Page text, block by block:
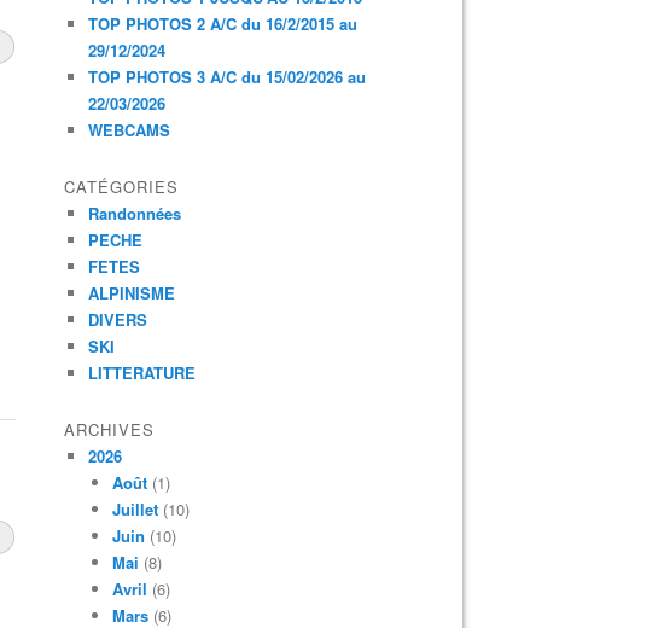
TOP PHOTOS 2 A/C du 16/2/2015 au
29/12/2024
TOP PHOTOS 3 A/C du 15/02/2026 au
22/03/2026
WEBCAMS
CATÉGORIES
Randonnées
PECHE
FETES
ALPINISME
DIVERS
SKI
LITTERATURE
ARCHIVES
2026
Août (1)
Juillet (10)
Juin (10)
Mai (8)
Avril (6)
Mars (6)